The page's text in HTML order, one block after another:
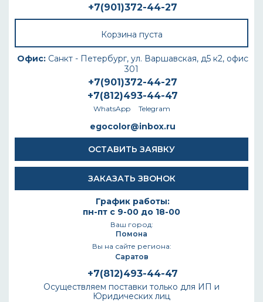
+7(901)372-44-27
Корзина пуста
Офис: Санкт - Петербург, ул. Варшавская, д5 к2, офис
301
+7(901)372-44-27
+7(812)493-44-47
WhatsApp Telegram
egocolor@inbox.ru
ОСТАВИТЬ ЗАЯВКУ
ЗАКАЗАТЬ ЗВОНОК
График работы:
пн-пт с 9-00 до 18-00
Ваш город:
Помона
Вы на сайте региона:
Саратов
+7(812)493-44-47
Осуществляем поставки только для ИП и
Юридических лиц